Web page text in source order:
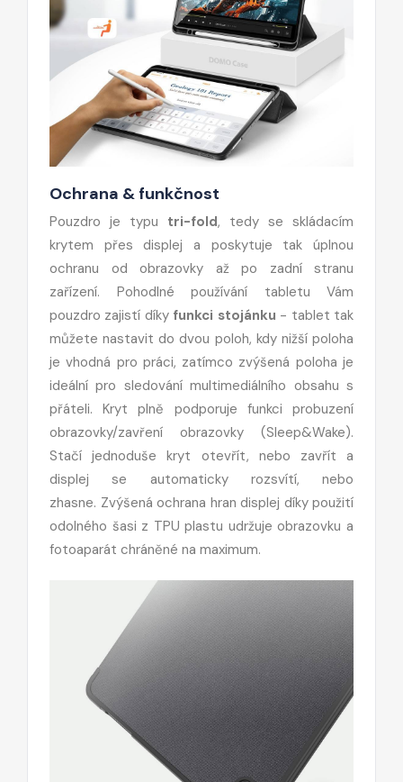
Ochrana & funkčnost
Pouzdro je typu tri-fold, tedy se skládacím
krytem přes displej a poskytuje tak úplnou
ochranu od obrazovky až po zadní stranu
zařízení. Pohodlné používání tabletu Vám
pouzdro zajistí díky funkci stojánku - tablet tak
můžete nastavit do dvou poloh, kdy nižší poloha
je vhodná pro práci, zatímco zvýšená poloha je
ideální pro sledování multimediálního obsahu s
přáteli. Kryt plně podporuje funkci probuzení
obrazovky/zavření obrazovky (Sleep&Wake).
Stačí jednoduše kryt otevřít, nebo zavřít a
displej se automaticky rozsvítí, nebo
zhasne. Zvýšená ochrana hran displej díky použití
odolného šasi z TPU plastu udržuje obrazovku a
fotoaparát chráněné na maximum.